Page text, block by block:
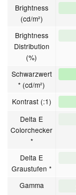
Brightness
(cd/m²)
Brightness
Distribution
(%)
Schwarzwert
* (cd/m²)
Kontrast (:1)
Delta E
Colorchecker
*
Delta E
Graustufen *
Gamma